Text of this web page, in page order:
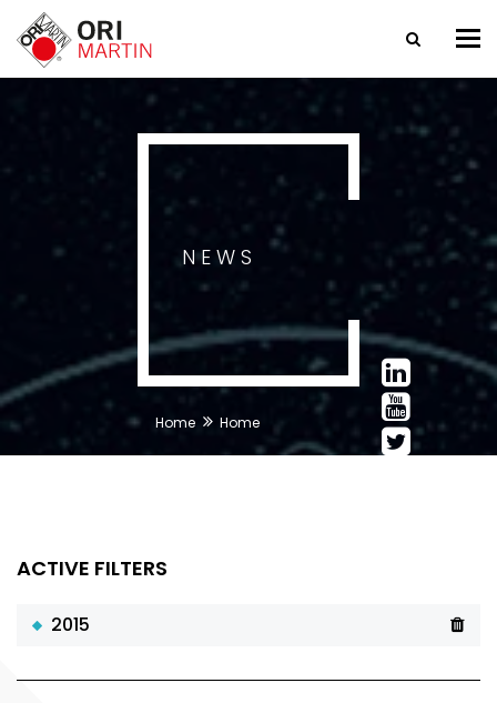
NEWS
Home Home
ACTIVE FILTERS
2015